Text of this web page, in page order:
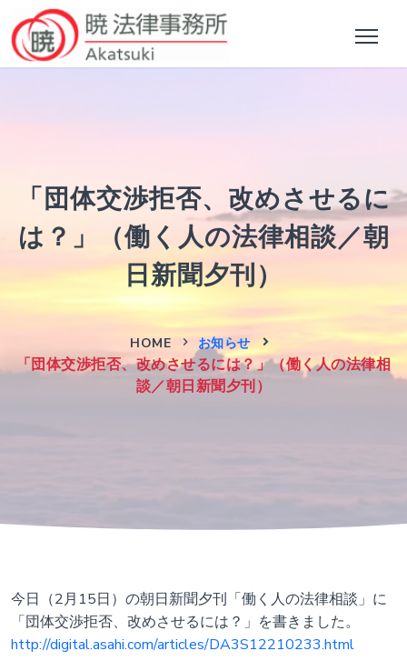
「団体交渉拒否、改めさせるに
は？」（働く人の法律相談／朝
日新聞夕刊）
HOME お知らせ
「団体交渉拒否、改めさせるには？」（働く人の法律相
談／朝日新聞夕刊）
今日（2月15日）の朝日新聞夕刊「働く人の法律相談」に
「団体交渉拒否、改めさせるには？」を書きました。
http://digital.asahi.com/articles/DA3S12210233.html